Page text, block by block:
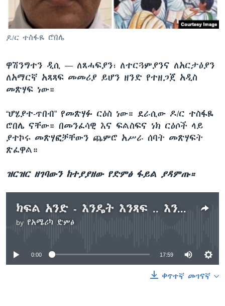
ቋንቋዎች
ዶ/ር ተስፋዬ ሮበሌ
ዋሽንግተን ዲሲ — ለጸሓፍያን፣ ለተርጓምያንና ለአርታዕያን
ለአማርኛ አጻጻፍ መመሪያ ይሆን ዘንድ የተዘጋጀ አዲስ
መጽሃፍ ነው።
“ሆሄያተ-ጥበብ” የመጽሃፉ ርዕስ ነው። ደራሲው ዶ/ር ተስፋዬ
ሮበሌ ናቸው። በመንፈሳዊ እና ፍልስፍና ነክ ርዕሶች ላይ
ያተኮሩ መጽሃፎቻቸውን ጨምሮ አሥራ ሰባት መጽሃፍት
ጽፈዋል።
ዝርዝር ዘገባውን ከተያያዘው የድምፅ ፋይል ያዳምጡ።
ክፍል አንድ - እንዴት እንጻፍ .. እንዴትስ እናንብ?
by የአሜሪካ ድምፅ
No media source currently available
0:00 17:59
ቀጥተኛ መገናኛ